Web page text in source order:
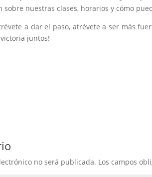
sobre nuestras clases, horarios y cómo
a dar el paso, atrévete a ser más
juntos!
no será publicada. Los campos